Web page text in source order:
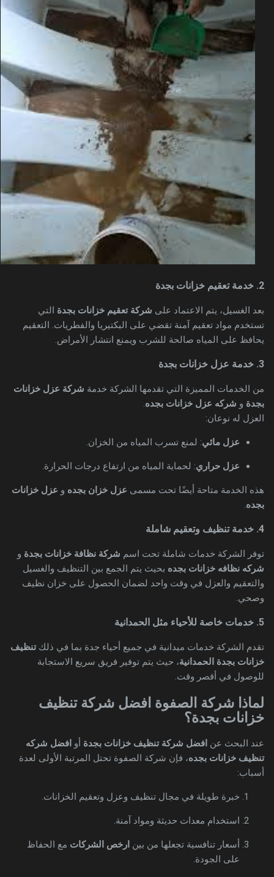
بعد الغسيل، يتم الاعتماد علىشركة تعقيم خزانات بجدةالتي
تستخدم مواد تعقيم آمنة تقضي على البكتيريا والفطريات. التعقيم
يحافظ على المياه صالحة للشرب ويمنع انتشار الأمراض.
من الخدمات المميزة التي تقدمها الشركة خدمةشركة عزل خزانات
بجدةو شركه عزل خزانات بجده.
العزل له نوعان:
عزل مائي: لمنع تسرب المياه من الخزان.
عزل حراري : لحماية المياه من ارتفاع درجات الحرارة.
هذه الخدمة متاحة أيضًا تحت مسمىعزل خزان بجدهو عزل خزانات
بجده.
توفر الشركة خدمات شاملة تحت اسمشركة نظافة خزانات بجدةو
شركه نظافه خزانات بجدهبحيث يتم الجمع بين التنظيف والغسيل
والتعقيم والعزل في وقت واحد لضمان الحصول على خزان نظيف
وصحي.
تقدم الشركة خدمات ميدانية في جميع أحياء جدة بما في ذلكتنظيف
خزانات بجدة الحمدانية، حيث يتم توفير فريق سريع الاستجابة
للوصول في أقصر وقت.
لماذا شركة الصفوة افضل شركة تنظيف
خزانات بجدة؟
عند البحث عنافضل شركة تنظيف خزانات بجدةأو افضل شركه
تنظيف خزانات بجده، فإن شركة الصفوة تحتل المرتبة الأولى لعدة
أسباب:
خبرة طويلة في مجال تنظيف وعزل وتعقيم الخزانات.
استخدام معدات حديثة ومواد آمنة.
أسعار تنافسية تجعلها من بينارخص الشركاتمع الحفاظ
على الجودة.